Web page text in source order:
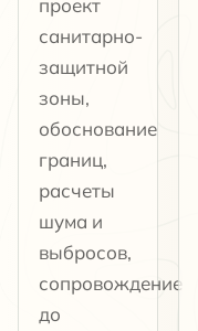
проект
санитарно-
защитной
зоны,
обоснование
границ,
расчеты
шума и
выбросов,
сопровождение
до